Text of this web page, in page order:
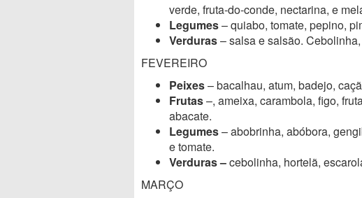
verde, fruta-do-conde, nectarina, e
Legumes– quiabo, tomate, pepino,
Verduras– salsa e salsão.
FEVEREIRO
Peixes– bacalhau, atum, badejo,
Frutas–, ameixa, carambola, figo,
abacate.
Legumes– abobrinha, abóbora,
e tomate.
Verduras –cebolinha, hortelã,
MARÇO